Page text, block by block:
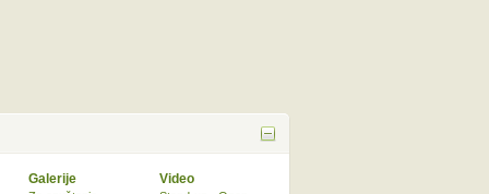
Galerije Video